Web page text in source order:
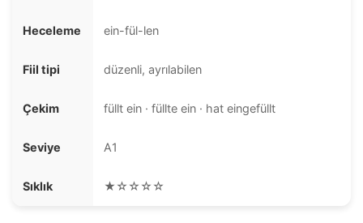
Heceleme ein-fül-len
Fiil tipi düzenli, ayrılabilen
Çekim füllt ein · füllte ein · hat eingefüllt
Seviye A1
Sıklık ★☆☆☆☆